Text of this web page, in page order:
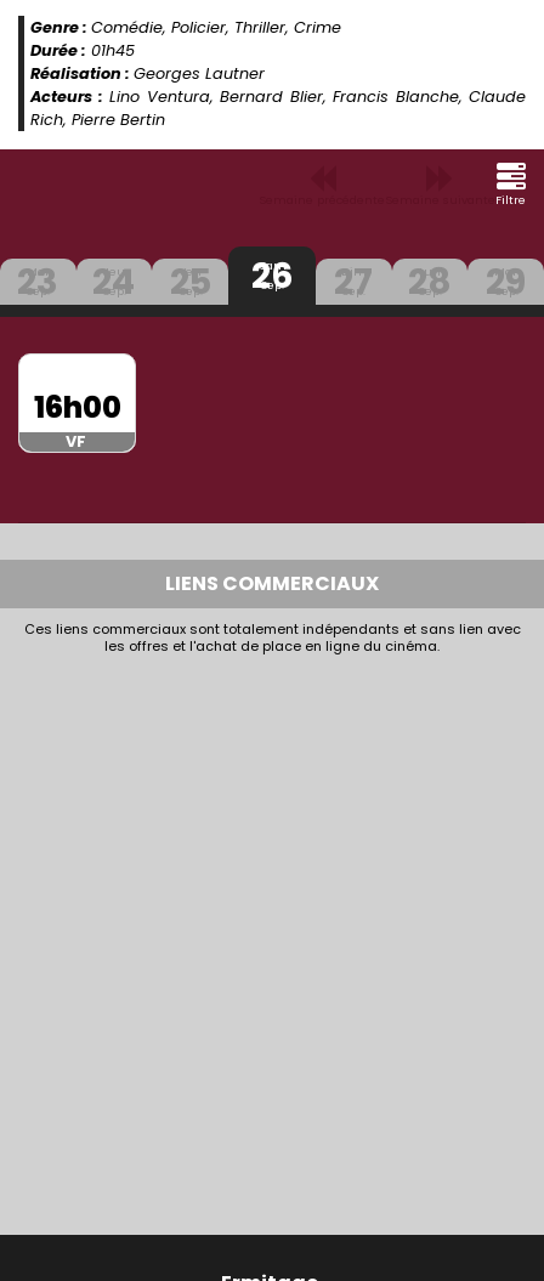
Genre : Comédie, Policier, Thriller, Crime
Durée : 01h45
Réalisation : Georges Lautner
Acteurs : Lino Ventura, Bernard Blier, Francis Blanche, Claude
Rich, Pierre Bertin
Filtre
Mer
23
Sep.
Jeu
24
Sep.
Ven
25
Sep.
Sam
26
Sep.
Dim
27
Sep.
Lun
28
Sep.
Mar
29
Sep.
16h00
VF
LIENS COMMERCIAUX
Ces liens commerciaux sont totalement indépendants et sans lien avec
les offres et l'achat de place en ligne du cinéma.